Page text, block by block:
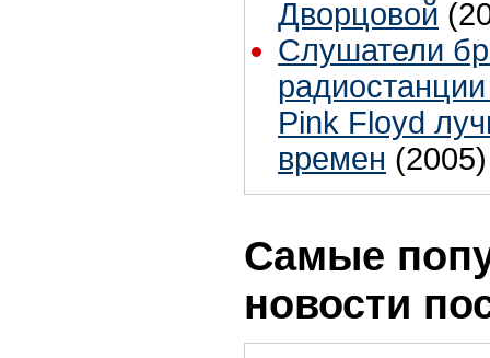
Дворцовой
Слушатели
Pink Floyd
времен (2005)
Самые
новости